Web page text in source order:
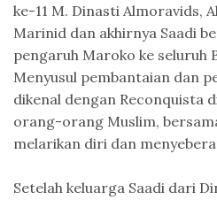
ke-11 M. Dinasti Almoravids,
Marinid dan akhirnya Saadi
pengaruh Maroko ke seluruh
Menyusul pembantaian dan
dikenal dengan Reconquista
orang-orang Muslim,
melarikan diri dan
Setelah keluarga Saadi dari